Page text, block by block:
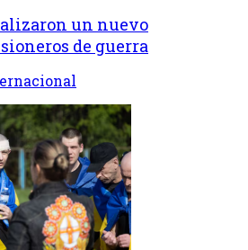
un nuevo
de guerra